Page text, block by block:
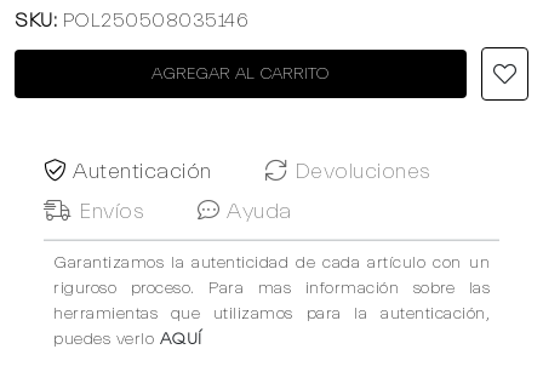
SKU: POL250508035146
AGREGAR AL CARRITO
Autenticación
Devoluciones
Envíos
Ayuda
Garantizamos la autenticidad de cada artículo con un
riguroso proceso. Para mas información sobre las
herramientas que utilizamos para la autenticación,
puedes verlo AQUÍ